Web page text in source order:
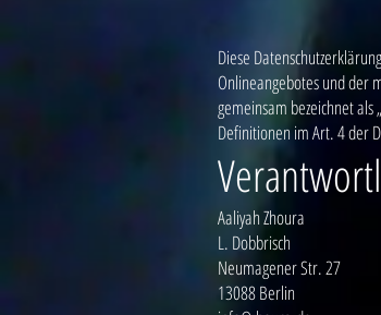
Diese
Onlineangebotes und der
gemeinsam bezeichnet
Definitionen im Art. 4 der
Aaliyah Zhoura
L. Dobbrisch
Neumagener Str. 27
13088 Berlin